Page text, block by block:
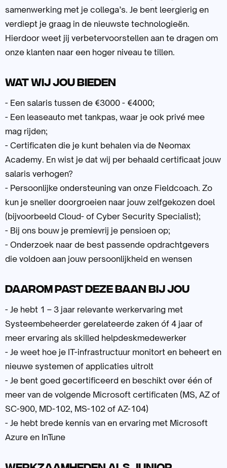
samenwerking met je collega’s. Je bent leergierig en
verdiept je graag in de nieuwste technologieën.
Hierdoor weet jij verbetervoorstellen aan te dragen om
onze klanten naar een hoger niveau te tillen.
Wat wij jou bieden
- Een salaris tussen de €3000 - €4000;
- Een leaseauto met tankpas, waar je ook privé mee
mag rijden;
- Certificaten die je kunt behalen via de Neomax
Academy. En wist je dat wij per behaald certificaat jouw
salaris verhogen?
- Persoonlijke ondersteuning van onze Fieldcoach. Zo
kun je sneller doorgroeien naar jouw zelfgekozen doel
(bijvoorbeeld Cloud- of Cyber Security Specialist);
- Bij ons bouw je premievrij je pensioen op;
- Onderzoek naar de best passende opdrachtgevers
die voldoen aan jouw persoonlijkheid en wensen
Daarom past deze baan bij jou
- Je hebt 1 – 3 jaar relevante werkervaring met
Systeembeheerder gerelateerde zaken óf 4 jaar of
meer ervaring als skilled helpdeskmedewerker
- Je weet hoe je IT-infrastructuur monitort en beheert en
nieuwe systemen of applicaties uitrolt
- Je bent goed gecertificeerd en beschikt over één of
meer van de volgende Microsoft certificaten (MS, AZ of
SC-900, MD-102, MS-102 of AZ-104)
- Je hebt brede kennis van en ervaring met Microsoft
Azure en InTune